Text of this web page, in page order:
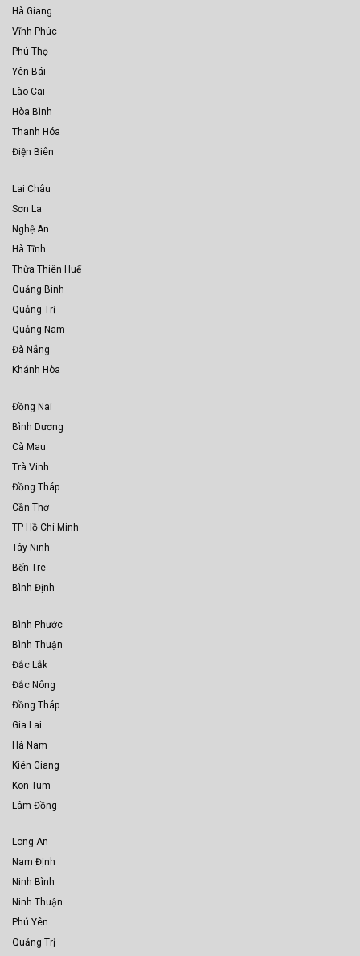
Hà Giang
Vĩnh Phúc
Phú Thọ
Yên Bái
Lào Cai
Hòa Bình
Thanh Hóa
Điện Biên
Lai Châu
Sơn La
Nghệ An
Hà Tĩnh
Thừa Thiên Huế
Quảng Bình
Quảng Trị
Quảng Nam
Đà Nẵng
Khánh Hòa
Đồng Nai
Bình Dương
Cà Mau
Trà Vinh
Đồng Tháp
Cần Thơ
TP Hồ Chí Minh
Tây Ninh
Bến Tre
Bình Định
Bình Phước
Bình Thuận
Đắc Lắk
Đắc Nông
Đồng Tháp
Gia Lai
Hà Nam
Kiên Giang
Kon Tum
Lâm Đồng
Long An
Nam Định
Ninh Bình
Ninh Thuận
Phú Yên
Quảng Trị